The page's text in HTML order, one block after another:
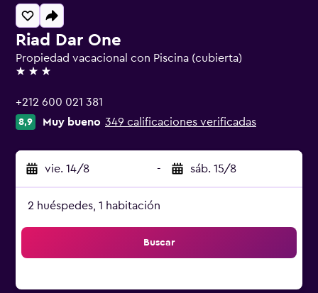
Riad Dar One
Propiedad vacacional con Piscina (cubierta)
3 estrellas
+212 600 021 381
8,9 Muy bueno 349 calificaciones verificadas
vie. 14/8 - sáb. 15/8
2 huéspedes, 1 habitación
Buscar